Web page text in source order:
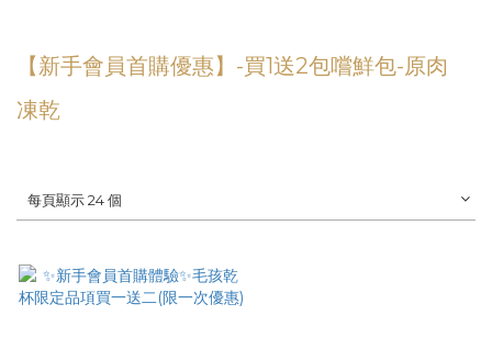
【新手會員首購優惠】-買1送2包嚐鮮包-原肉
凍乾
每頁顯示 24 個